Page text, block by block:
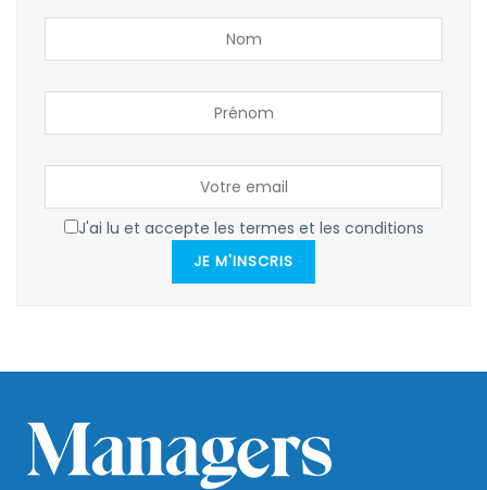
J'ai lu et accepte les termes et les conditions
JE M'INSCRIS